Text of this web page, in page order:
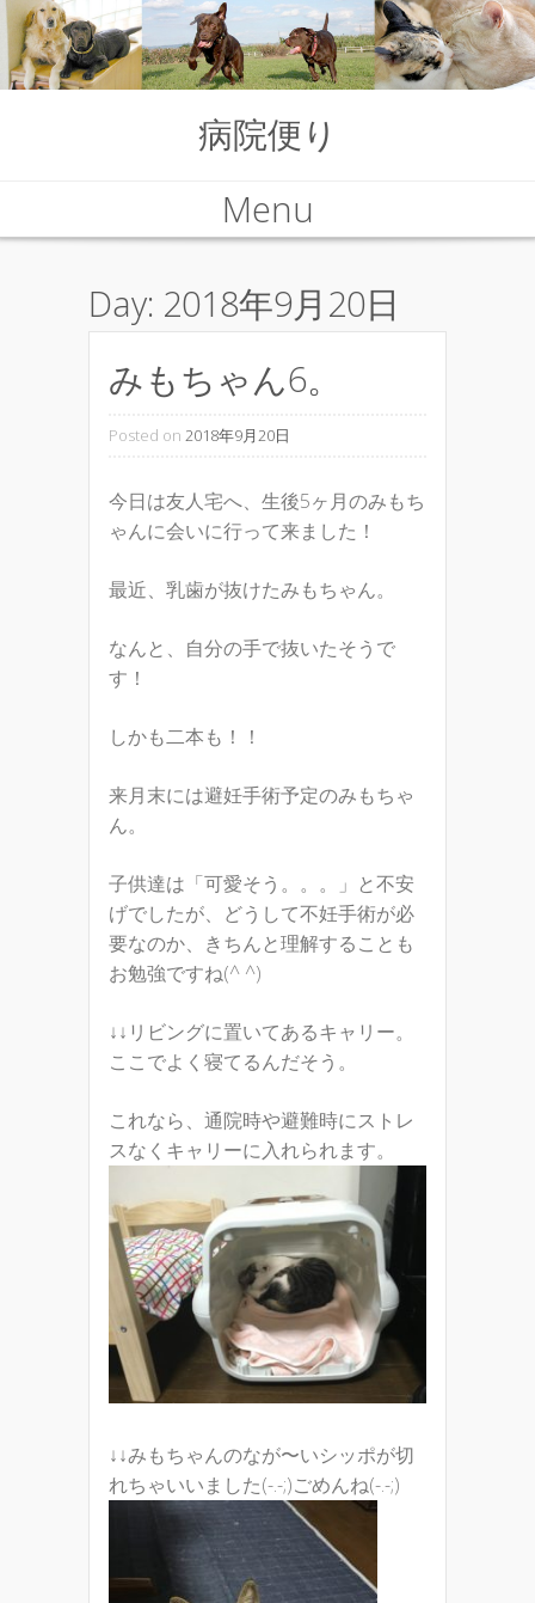
病院便り
Menu
Day: 2018年9月20日
みもちゃん6。
Posted on 2018年9月20日
今日は友人宅へ、生後5ヶ月のみもち
ゃんに会いに行って来ました！
最近、乳歯が抜けたみもちゃん。
なんと、自分の手で抜いたそうで
す！
しかも二本も！！
来月末には避妊手術予定のみもちゃ
ん。
子供達は「可愛そう。。。」と不安
げでしたが、どうして不妊手術が必
要なのか、きちんと理解することも
お勉強ですね(^ ^)
↓↓リビングに置いてあるキャリー。
ここでよく寝てるんだそう。
これなら、通院時や避難時にストレ
スなくキャリーに入れられます。
↓↓みもちゃんのなが〜いシッポが切
れちゃいいました(-.-;)ごめんね(-.-;)